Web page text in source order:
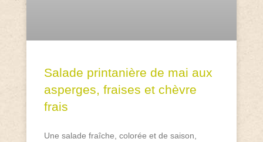
Salade printanière de mai aux
asperges, fraises et chèvre
frais
Une salade fraîche, colorée et de saison,